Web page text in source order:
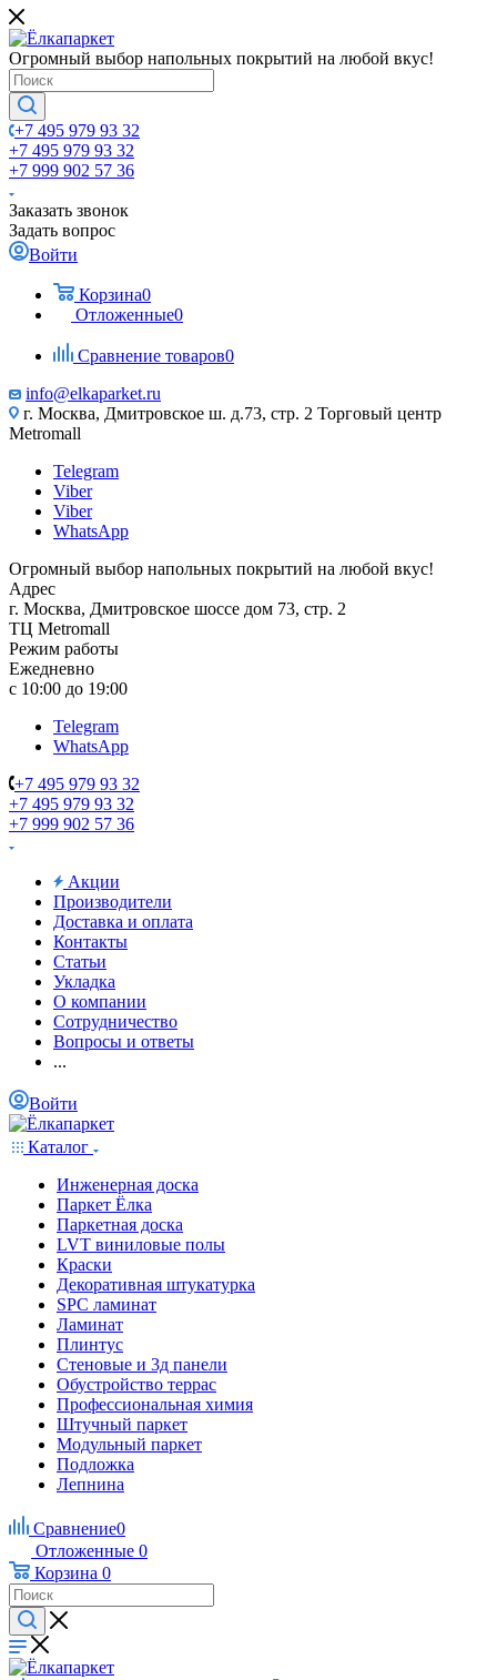
Огромный выбор напольных покрытий на любой вкус!
+7 495 979 93 32
+7 495 979 93 32
+7 999 902 57 36
Заказать звонок
Задать вопрос
Войти
Корзина0
Отложенные0
Сравнение товаров0
info@elkaparket.ru
г. Москва, Дмитровское ш. д.73, стр. 2 Торговый центр
Metromall
Telegram
Viber
Viber
WhatsApp
Огромный выбор напольных покрытий на любой вкус!
Адрес
г. Москва, Дмитровское шоссе дом 73, стр. 2
ТЦ Metromall
Режим работы
Ежедневно
с 10:00 до 19:00
Telegram
WhatsApp
+7 495 979 93 32
+7 495 979 93 32
+7 999 902 57 36
Акции
Производители
Доставка и оплата
Контакты
Статьи
Укладка
О компании
Сотрудничество
Вопросы и ответы
...
Войти
Каталог
Инженерная доска
Паркет Ёлка
Паркетная доска
LVT виниловые полы
Краски
Декоративная штукатурка
SPC ламинат
Ламинат
Плинтус
Стеновые и 3д панели
Обустройство террас
Профессиональная химия
Штучный паркет
Модульный паркет
Подложка
Лепнина
Сравнение0
Отложенные 0
Корзина 0